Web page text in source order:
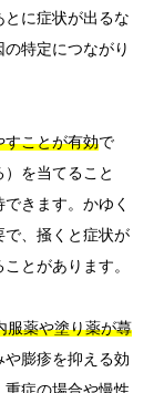
に症状が出るな
特定につながり
すことが有効で
を当てること
きます。かゆく
で、掻くと症状が
とがあります。
服薬や塗り薬が蕁
や膨疹を抑える効
症の場合や慢性